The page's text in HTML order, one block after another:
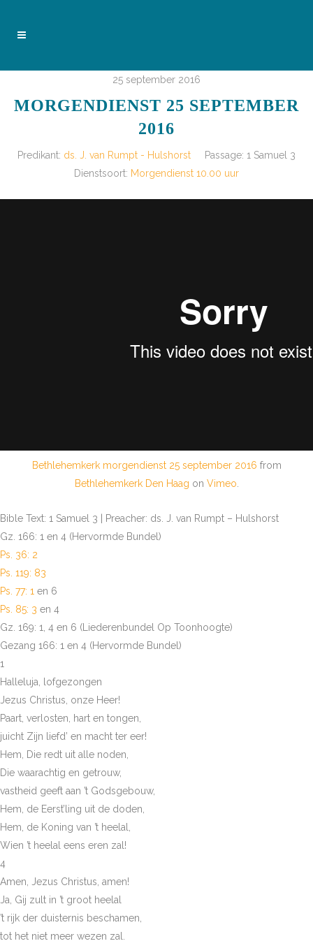
25 september 2016
MORGENDIENST 25 SEPTEMBER
2016
Predikant: ds. J. van Rumpt - Hulshorst Passage: 1 Samuel 3
Dienstsoort: Morgendienst 10.00 uur
Bethlehemkerk morgendienst 25 september 2016 from
Bethlehemkerk Den Haag on Vimeo
Bible Text: 1 Samuel 3 | Preacher: ds. J. van Rumpt – Hulshorst
Gz. 166: 1 en 4 (Hervormde Bundel)
Ps. 36: 2
Ps. 119: 83
Ps. 77: 1 en 6
Ps. 85: 3 en 4
Gz. 169: 1, 4 en 6 (Liederenbundel Op Toonhoogte)
Gezang 166: 1 en 4 (Hervormde Bundel)
1
Halleluja, lofgezongen
Jezus Christus, onze Heer!
Paart, verlosten, hart en tongen,
juicht Zijn liefd’ en macht ter eer!
Hem, Die redt uit alle noden,
Die waarachtig en getrouw,
vastheid geeft aan ’t Godsgebouw,
Hem, de Eerst’ling uit de doden,
Hem, de Koning van ’t heelal,
Wien ’t heelal eens eren zal!
4
Amen, Jezus Christus, amen!
Ja, Gij zult in ’t groot heelal
’t rijk der duisternis beschamen,
tot het niet meer wezen zal.